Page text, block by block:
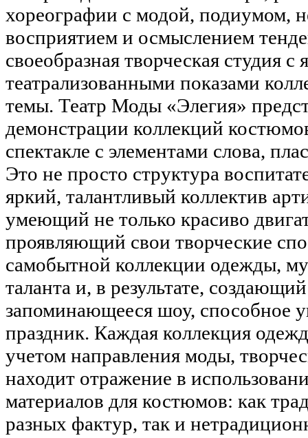
хореографии с модой, подиумом,
восприятием и осмыслением
своеобразная творческая студия с
театрализованными показами
темы. Театр Моды «Элегия»
демонстрации коллекций
спектакле с элементами слова,
Это не просто структура
яркий, талантливый коллектив
умеющий не только красиво
проявляющий свои творческие
самобытной коллекции одежды,
таланта и, в результате,
запоминающееся шоу, способное
праздник. Каждая коллекция
учетом направления моды,
находит отражение в
материалов для костюмов: как
разных фактур, так и